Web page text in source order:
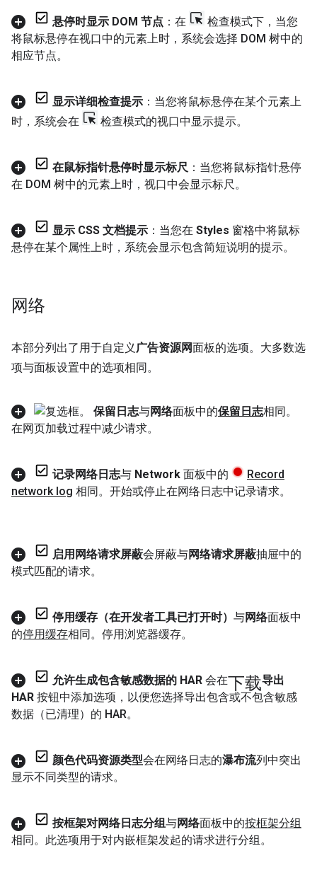
悬停时显示 DOM 节点 ：在
检查模式下，当您
将鼠标悬停在视口中的元素上时，系统会选择 DOM 树中的
相应节点。
显示详细检查提示 ：当您将鼠标悬停在某个元素上
时，系统会在
检查模式的视口中显示提示。
在鼠标指针悬停时显示标尺 ：当您将鼠标指针悬停
在 DOM 树中的元素上时，视口中会显示标尺。
显示 CSS 文档提示 ：当您在 Styles 窗格中将鼠标
悬停在某个属性上时，系统会显示包含简短说明的提示。
网络
本部分列出了用于自定义 广告资源网面板的选项。大多数选
项与面板设置中的选项相同。
保留日志与网络面板中的保留日志相同。
在网页加载过程中减少请求。
记录网络日志与 Network 面板中的
Record
network log 相同。开始或停止在网络日志中记录请求。
启用网络请求屏蔽会屏蔽与网络请求屏蔽抽屉中的
模式匹配的请求。
停用缓存（在开发者工具已打开时） 与网络面板中
的停用缓存相同。停用浏览器缓存。
允许生成包含敏感数据的 HAR 会在下载导出
HAR 按钮中添加选项，以便您选择导出包含或不包含敏感
数据（已清理）的 HAR。
颜色代码资源类型会在网络日志的瀑布流列中突出
显示不同类型的请求。
按框架对网络日志分组与网络面板中的按框架分组
相同。此选项用于对内嵌框架发起的请求进行分组。